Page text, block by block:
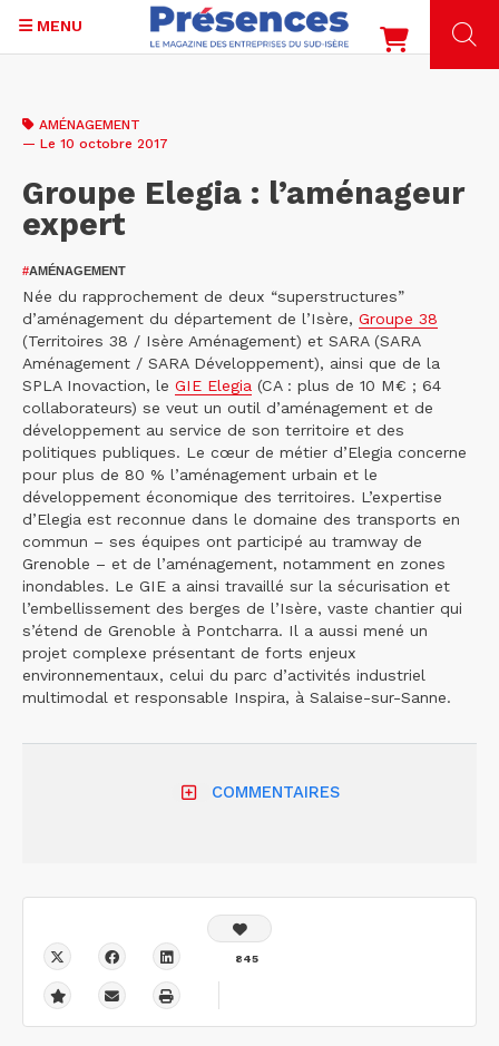
contenu
MENU
AMÉNAGEMENT
— Le 10 octobre 2017
Groupe Elegia : l’aménageur
expert
#AMÉNAGEMENT
Née du rapprochement de deux “superstructures”
d’aménagement du département de l’Isère, Groupe 38
(Territoires 38 / Isère Aménagement) et SARA (SARA
Aménagement / SARA Développement), ainsi que de la
SPLA Inovaction, le GIE Elegia (CA : plus de 10 M€ ; 64
collaborateurs) se veut un outil d’aménagement et de
développement au service de son territoire et des
politiques publiques. Le cœur de métier d’Elegia concerne
pour plus de 80 % l’aménagement urbain et le
développement économique des territoires. L’expertise
d’Elegia est reconnue dans le domaine des transports en
commun – ses équipes ont participé au tramway de
Grenoble – et de l’aménagement, notamment en zones
inondables. Le GIE a ainsi travaillé sur la sécurisation et
l’embellissement des berges de l’Isère, vaste chantier qui
s’étend de Grenoble à Pontcharra. Il a aussi mené un
projet complexe présentant de forts enjeux
environnementaux, celui du parc d’activités industriel
multimodal et responsable Inspira, à Salaise-sur-Sanne.
COMMENTAIRES
845